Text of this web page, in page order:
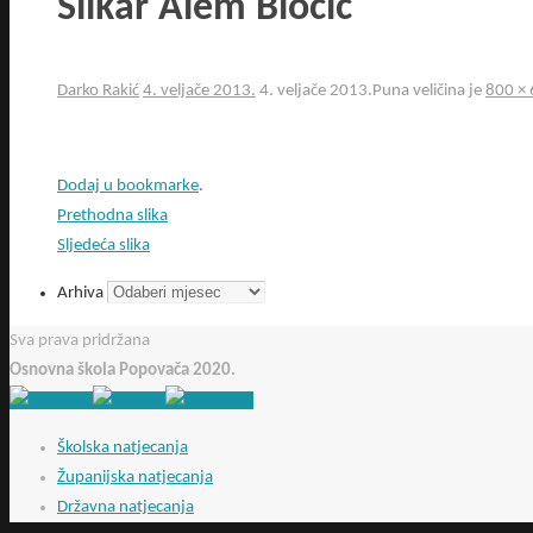
Slikar Alem Biočić
Darko Rakić 4. veljače 2013. 4. veljače 2013.Puna veličina je 800 ×
Dodaj u bookmarke.
Prethodna slika
Sljedeća slika
Arhiva
Sva prava pridržana
Osnovna škola Popovača 2020.
Školska natjecanja
Županijska natjecanja
Državna natjecanja